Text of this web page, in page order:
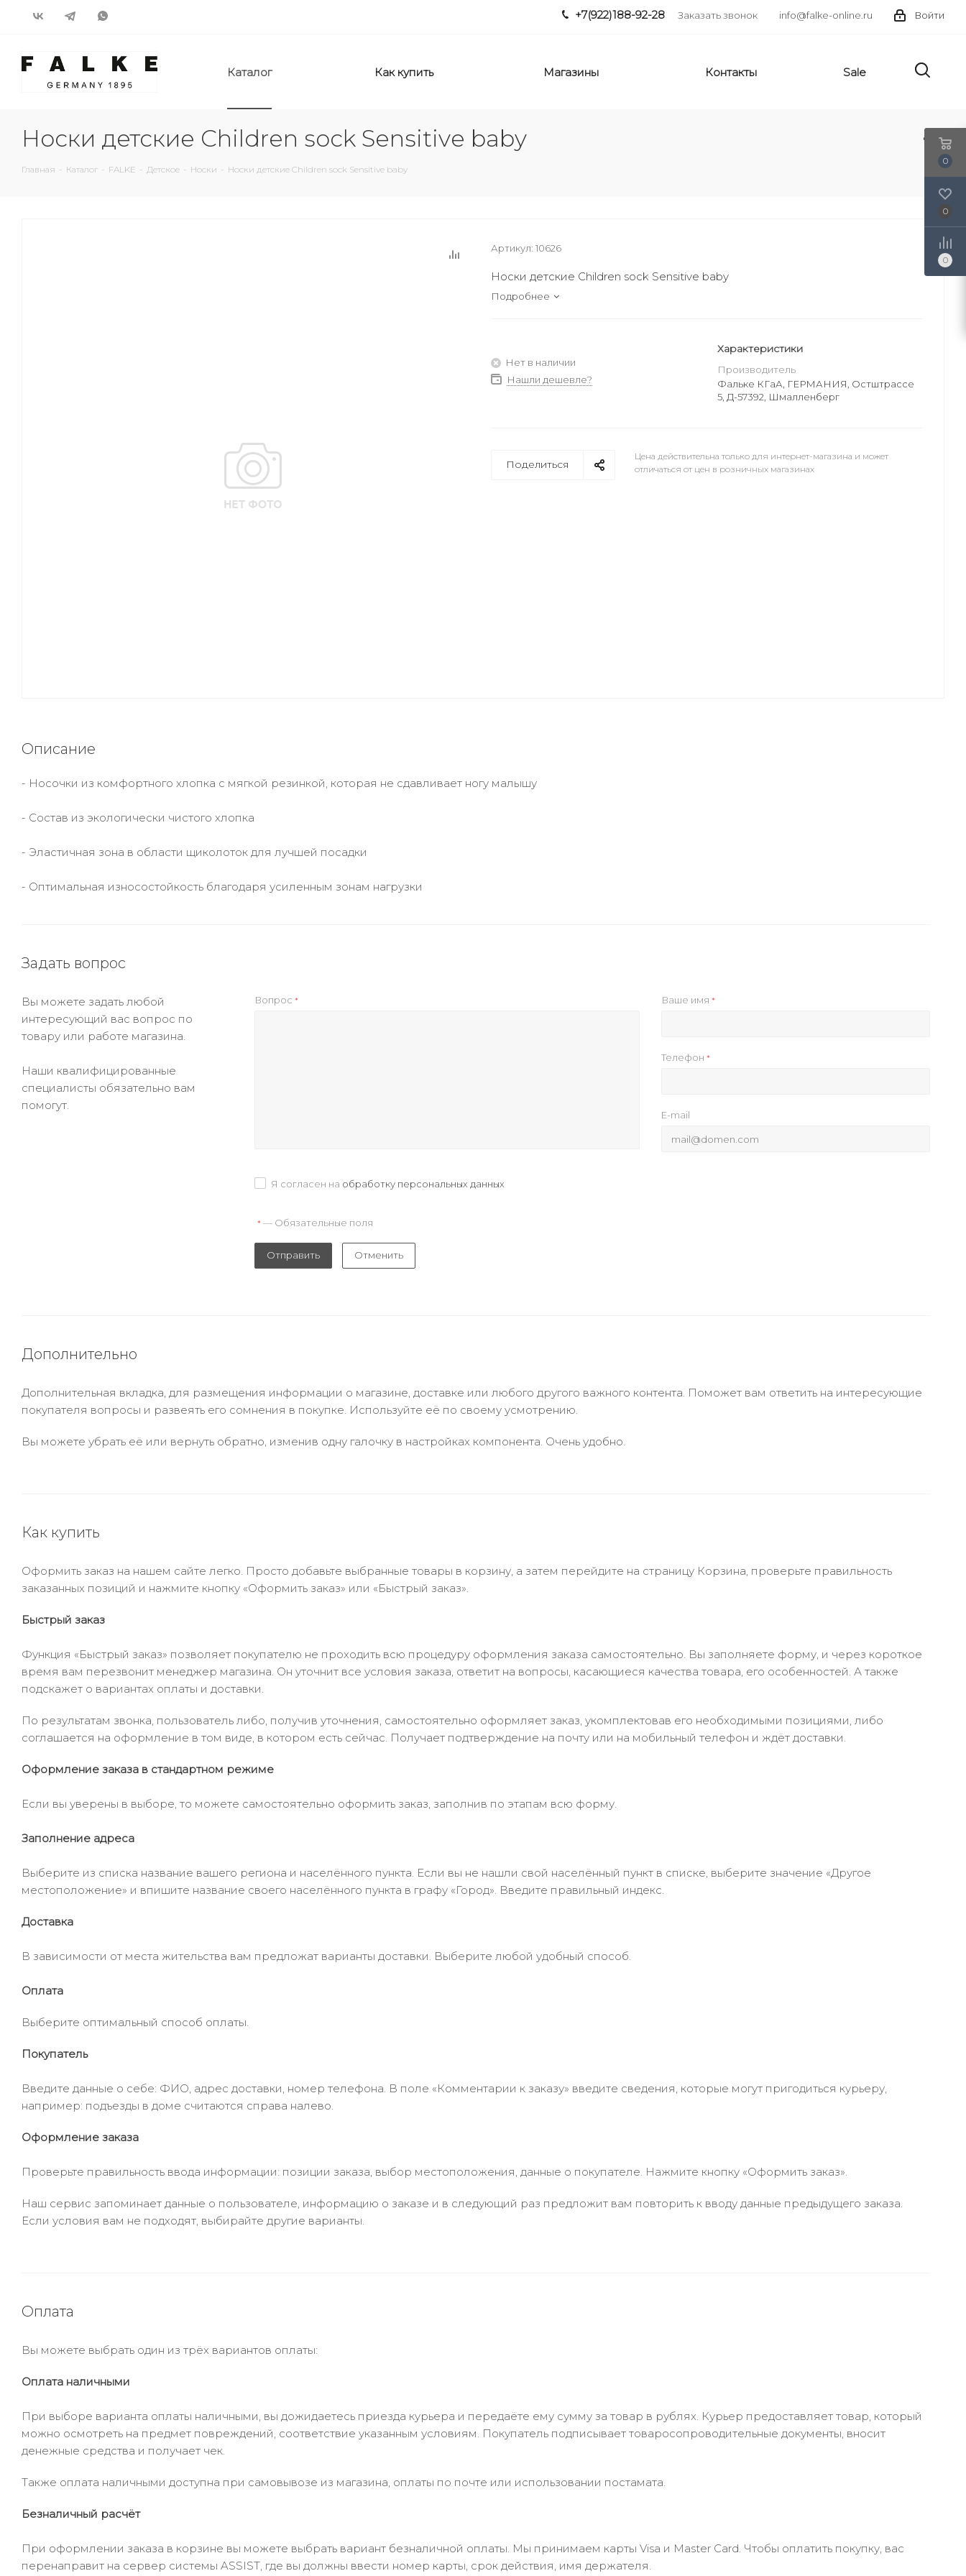
Войти
info@falke-online.ru
+7(922)188-92-28 Заказать звонок
Каталог Как купить Магазины Контакты Sale
Носки детские Children sock Sensitive baby
Главная - Каталог - FALKE - Детское - Носки - Носки детские Children sock Sensitive baby
Артикул: 10626
Носки детские Children sock Sensitive baby
Подробнее
Нет в наличии
Нашли дешевле?
Характеристики
Производитель
Фальке КГаА, ГЕРМАНИЯ, Остштрассе
5, Д-57392, Шмалленберг
Поделиться
Цена действительна только для интернет-магазина и может
отличаться от цен в розничных магазинах
Описание
- Носочки из комфортного хлопка с мягкой резинкой, которая не сдавливает ногу малышу
- Состав из экологически чистого хлопка
- Эластичная зона в области щиколоток для лучшей посадки
- Оптимальная износостойкость благодаря усиленным зонам нагрузки
Задать вопрос
Вы можете задать любой
интересующий вас вопрос по
товару или работе магазина.
Наши квалифицированные
специалисты обязательно вам
помогут.
Вопрос * Ваше имя *
Телефон *
E-mail
Я согласен на обработку персональных данных
*— Обязательные поля
Отправить Отменить
Дополнительно
Дополнительная вкладка, для размещения информации о магазине, доставке или любого другого важного контента. Поможет вам ответить на интересующие
покупателя вопросы и развеять его сомнения в покупке. Используйте её по своему усмотрению.
Вы можете убрать её или вернуть обратно, изменив одну галочку в настройках компонента. Очень удобно.
Как купить
Оформить заказ на нашем сайте легко. Просто добавьте выбранные товары в корзину, а затем перейдите на страницу Корзина, проверьте правильность
заказанных позиций и нажмите кнопку «Оформить заказ» или «Быстрый заказ».
Быстрый заказ
Функция «Быстрый заказ» позволяет покупателю не проходить всю процедуру оформления заказа самостоятельно. Вы заполняете форму, и через короткое
время вам перезвонит менеджер магазина. Он уточнит все условия заказа, ответит на вопросы, касающиеся качества товара, его особенностей. А также
подскажет о вариантах оплаты и доставки.
По результатам звонка, пользователь либо, получив уточнения, самостоятельно оформляет заказ, укомплектовав его необходимыми позициями, либо
соглашается на оформление в том виде, в котором есть сейчас. Получает подтверждение на почту или на мобильный телефон и ждёт доставки.
Оформление заказа в стандартном режиме
Если вы уверены в выборе, то можете самостоятельно оформить заказ, заполнив по этапам всю форму.
Заполнение адреса
Выберите из списка название вашего региона и населённого пункта. Если вы не нашли свой населённый пункт в списке, выберите значение «Другое
местоположение» и впишите название своего населённого пункта в графу «Город». Введите правильный индекс.
Доставка
В зависимости от места жительства вам предложат варианты доставки. Выберите любой удобный способ.
Оплата
Выберите оптимальный способ оплаты.
Покупатель
Введите данные о себе: ФИО, адрес доставки, номер телефона. В поле «Комментарии к заказу» введите сведения, которые могут пригодиться курьеру,
например: подъезды в доме считаются справа налево.
Оформление заказа
Проверьте правильность ввода информации: позиции заказа, выбор местоположения, данные о покупателе. Нажмите кнопку «Оформить заказ».
Наш сервис запоминает данные о пользователе, информацию о заказе и в следующий раз предложит вам повторить к вводу данные предыдущего заказа.
Если условия вам не подходят, выбирайте другие варианты.
Оплата
Вы можете выбрать один из трёх вариантов оплаты:
Оплата наличными
При выборе варианта оплаты наличными, вы дожидаетесь приезда курьера и передаёте ему сумму за товар в рублях. Курьер предоставляет товар, который
можно осмотреть на предмет повреждений, соответствие указанным условиям. Покупатель подписывает товаросопроводительные документы, вносит
денежные средства и получает чек.
Также оплата наличными доступна при самовывозе из магазина, оплаты по почте или использовании постамата.
Безналичный расчёт
При оформлении заказа в корзине вы можете выбрать вариант безналичной оплаты. Мы принимаем карты Visa и Master Card. Чтобы оплатить покупку, вас
перенаправит на сервер системы ASSIST, где вы должны ввести номер карты, срок действия, имя держателя.
0
0
0